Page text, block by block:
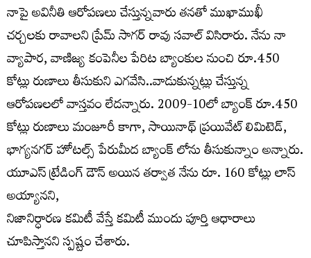
నాపై అవినీతి ఆరోపణలు చేస్తున్నవారు తనతో ముఖాముఖీ
చర్చలకు రావాలని ప్రేమ్ సాగర్ రావు సవాల్ విసిరారు. నేను నా
వ్యాపార, వాణిజ్య కంపెనీల పేరిట బ్యాంకుల నుంచి రూ.450
కోట్లు రుణాలు తీసుకుని ఎగవేసి..వాడుకున్నట్లు చేస్తున్న
ఆరోపణలలో వాస్తవం లేదన్నారు. 2009-10లో బ్యాంక్ రూ.450
కోట్లు రుణాలు మంజూరీ కాగా, సాయినాథ్ ప్రయివేట్ లిమిటెడ్,
భాగ్యనగర్ హోటల్స్ పేరుమీద బ్యాంక్ లోను తీసుకున్నాం అన్నారు.
యూఎస్ ట్రేడింగ్ డౌన్ అయిన తర్వాత నేను రూ. 160 కోట్లు లాస్
అయ్యానని,
నిజానిర్ధారణ కమిటీ వేస్తే కమిటీ ముందు పూర్తి ఆధారాలు
చూపిస్తానని స్పష్టం చేశారు.